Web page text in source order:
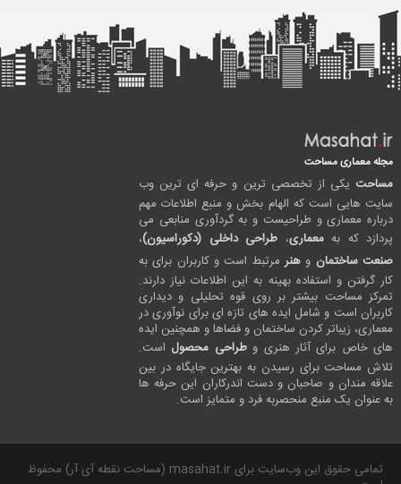
مجله معماری مساحت
مساحت یکی از تخصصی ترین و حرفه ای ترین وب
سایت هایی است که الهام بخش و منبع اطلاعات مهم
درباره معماری و طراحیست و به گردآوری منابعی می
پردازد که بهمعماری، طراحی داخلی (دکوراسیون)،
صنعت ساختمان و هنرمرتبط است و کاربران برای به
کار گرفتن و استفاده بهینه به این اطلاعات نیاز دارند.
تمرکز مساحت بیشتر بر روی قوه تحلیلی و دیداری
کاربران است و شامل ایده های تازه ای برای نوآوری در
معماری، زیباتر کردن ساختمان و فضاها و همچنین ایده
های خاص برای آثار هنری وطراحی محصول است.
تلاش مساحت برای رسیدن به بهترین جایگاه در بین
علاقه مندان و صاحبان و دست اندرکاران این حرفه ها
به عنوان یک منبع منحصربه فرد و متمایز است.
تمامی حقوق این وب‌سایت برای masahat.ir (مساحت نقطه آی آر) محفوظ